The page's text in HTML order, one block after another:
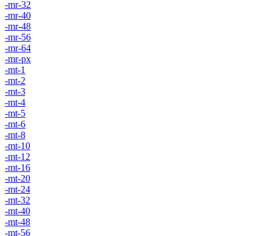
-mr-32
-mr-40
-mr-48
-mr-56
-mr-64
-mr-px
-mt-1
-mt-2
-mt-3
-mt-4
-mt-5
-mt-6
-mt-8
-mt-10
-mt-12
-mt-16
-mt-20
-mt-24
-mt-32
-mt-40
-mt-48
-mt-56